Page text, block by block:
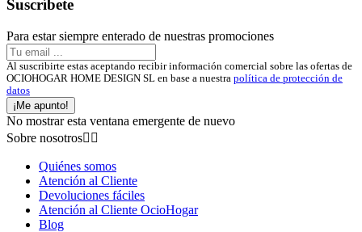
Suscríbete
Para estar siempre enterado de nuestras promociones
Al suscribirte estas aceptando recibir información comercial sobre las ofertas de
OCIOHOGAR HOME DESIGN SL en base a nuestra política de protección de
datos
¡Me apunto!
No mostrar esta ventana emergente de nuevo
Sobre nosotros 
Quiénes somos
Atención al Cliente
Devoluciones fáciles
Atención al Cliente OcioHogar
Blog